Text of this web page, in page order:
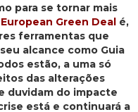
para se tornar mais
European Green Deal é,
ferramentas que
alcance como Guia
estão, a uma só
das alterações
duvidam do impacte
está e continuará a